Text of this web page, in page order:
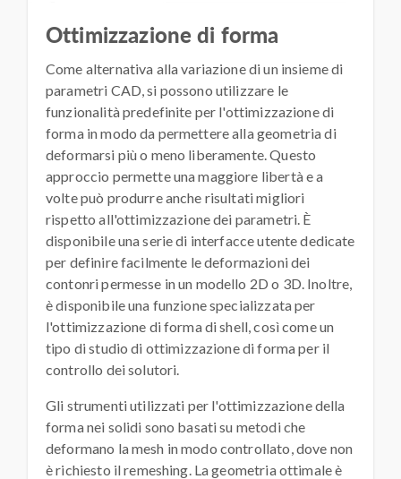
Ottimizzazione di forma
Come alternativa alla variazione di un insieme di
parametri CAD, si possono utilizzare le
funzionalità predefinite per l'ottimizzazione di
forma in modo da permettere alla geometria di
deformarsi più o meno liberamente. Questo
approccio permette una maggiore libertà e a
volte può produrre anche risultati migliori
rispetto all'ottimizzazione dei parametri. È
disponibile una serie di interfacce utente dedicate
per definire facilmente le deformazioni dei
contonri permesse in un modello 2D o 3D. Inoltre,
è disponibile una funzione specializzata per
l'ottimizzazione di forma di shell, così come un
tipo di studio di ottimizzazione di forma per il
controllo dei solutori.
Gli strumenti utilizzati per l'ottimizzazione della
forma nei solidi sono basati su metodi che
deformano la mesh in modo controllato, dove non
è richiesto il remeshing. La geometria ottimale è